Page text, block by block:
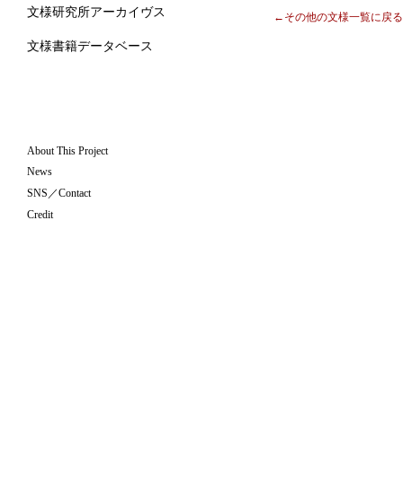
文様研究所アーカイヴス
文様書籍データベース
About This Project
News
SNS／Contact
Credit
←その他の文様一覧に戻る